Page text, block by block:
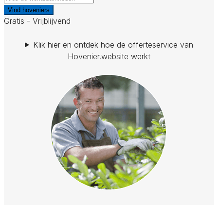
Vind hoveniers
Gratis - Vrijblijvend
Klik hier en ontdek hoe de offerteservice van
Hovenier.website werkt